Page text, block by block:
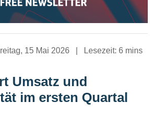
15 Mai 2026 Lesezeit: 6 mins
Umsatz und
im ersten Quartal